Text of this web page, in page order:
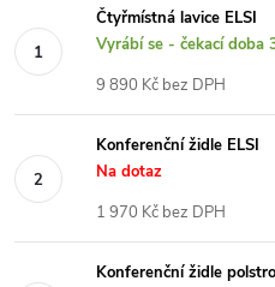
Čtyřmístná lavice ELSI
Vyrábí se - čekací doba
9 890 Kč bez DPH
Konferenční židle ELSI
Na dotaz
1 970 Kč bez DPH
Konferenční židle